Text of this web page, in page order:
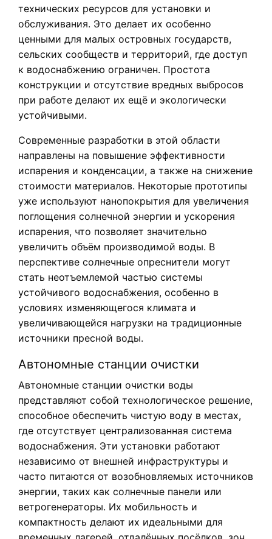
технических ресурсов для установки и
обслуживания. Это делает их особенно
ценными для малых островных государств,
сельских сообществ и территорий, где доступ
к водоснабжению ограничен. Простота
конструкции и отсутствие вредных выбросов
при работе делают их ещё и экологически
устойчивыми.
Современные разработки в этой области
направлены на повышение эффективности
испарения и конденсации, а также на снижение
стоимости материалов. Некоторые прототипы
уже используют нанопокрытия для увеличения
поглощения солнечной энергии и ускорения
испарения, что позволяет значительно
увеличить объём производимой воды. В
перспективе солнечные опреснители могут
стать неотъемлемой частью системы
устойчивого водоснабжения, особенно в
условиях изменяющегося климата и
увеличивающейся нагрузки на традиционные
источники пресной воды.
Автономные станции очистки
Автономные станции очистки воды
представляют собой технологическое решение,
способное обеспечить чистую воду в местах,
где отсутствует централизованная система
водоснабжения. Эти установки работают
независимо от внешней инфраструктуры и
часто питаются от возобновляемых источников
энергии, таких как солнечные панели или
ветрогенераторы. Их мобильность и
компактность делают их идеальными для